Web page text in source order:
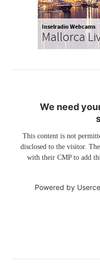
Inselradio Webcams
Mallorca
We need
This content is not
disclosed to the visitor.
with their CMP to add
Powered by